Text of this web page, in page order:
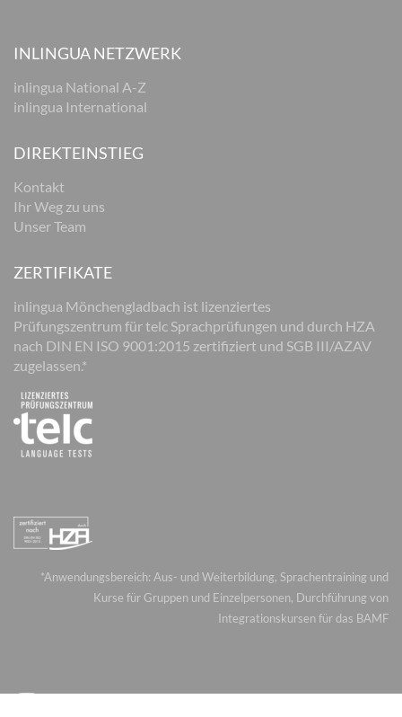
INLINGUA NETZWERK
inlingua National A-Z
inlingua International
DIREKTEINSTIEG
Kontakt
Ihr Weg zu uns
Unser Team
ZERTIFIKATE
inlingua Mönchengladbach ist lizenziertes
Prüfungszentrum für telc Sprachprüfungen und durch HZA
nach DIN EN ISO 9001:2015 zertifiziert und SGB III/AZAV
zugelassen.*
*Anwendungsbereich: Aus- und Weiterbildung, Sprachentraining und
Kurse für Gruppen und Einzelpersonen, Durchführung von
Integrationskursen für das BAMF